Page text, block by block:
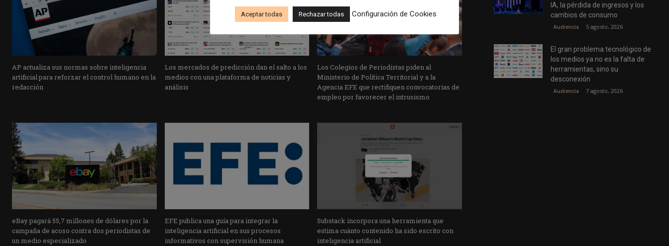
AP actualiza sus normas sobre inteligencia
artificial para reforzar el control humano en la
redacción
Los mercados de predicción dan el salto a los
medios con una plataforma de noticias y
análisis
Los Colegios de Periodistas piden al
Ministerio de Política Territorial y a la
Agencia EFE que rectifiquen convocatorias de
empleo por favorecer el intrusismo
eBay pagará 55,7 millones de dólares por la
campaña de acoso contra dos periodistas de
un medio especializado
EFE publica una guía para integrar la
inteligencia artificial en sus procesos
informativos con supervisión humana
Substack incorpora una herramienta que
estima cuánto contenido ha sido escrito con
inteligencia artificial
IA, la pérdida de ingresos y los
cambios de consumo
Audiencia 5 agosto, 2026
El gran problema tecnológico de
los medios ya no es la falta de
herramientas, sino su
desconexión
Audiencia 7 agosto, 2026
Aceptar todas Rechazar todas Configuración de Cookies